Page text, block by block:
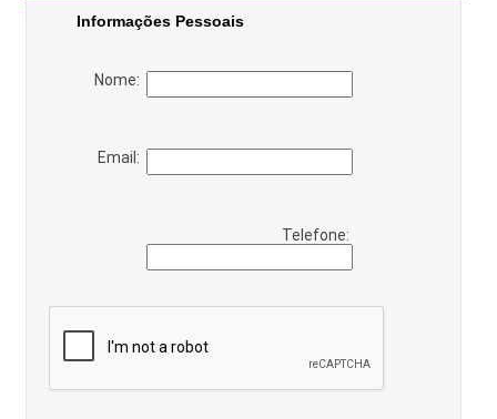
Informações Pessoais
Nome:
Email:
Telefone: